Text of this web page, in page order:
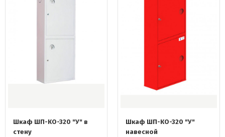
Шкаф ШП-КО-320 "У" в
стену
Шкаф ШП-КО-320 "У"
навесной